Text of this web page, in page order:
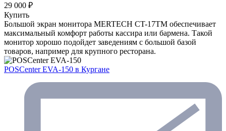
29 000 ₽
Купить
Большой экран монитора MERTECH CT-17ТM обеспечивает
максимальный комфорт работы кассира или бармена. Такой
монитор хорошо подойдет заведениям с большой базой
товаров, например для крупного ресторана.
POSCenter EVA-150 в Кургане